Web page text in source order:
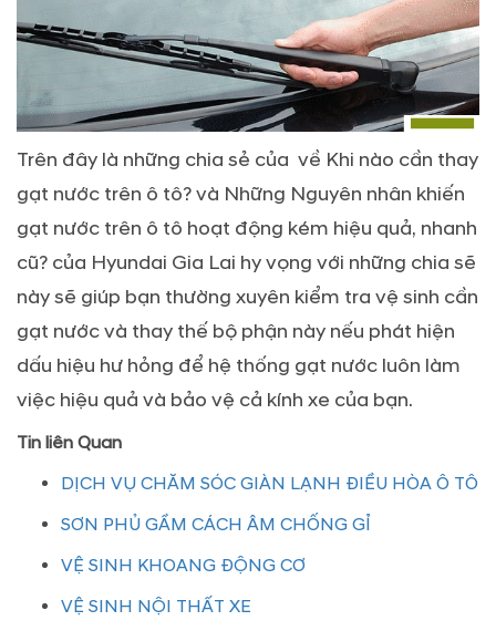
Trên đây là những chia sẻ của về Khi nào cần thay
gạt nước trên ô tô? và Những Nguyên nhân khiến
gạt nước trên ô tô hoạt động kém hiệu quả, nhanh
cũ? của Hyundai Gia Lai hy vọng với những chia sẽ
này sẽ giúp bạn thường xuyên kiểm tra vệ sinh cần
gạt nước và thay thế bộ phận này nếu phát hiện
dấu hiệu hư hỏng để hệ thống gạt nước luôn làm
việc hiệu quả và bảo vệ cả kính xe của bạn.
Tin liên Quan
DỊCH VỤ CHĂM SÓC GIÀN LẠNH ĐIỀU HÒA Ô TÔ
SƠN PHỦ GẦM CÁCH ÂM CHỐNG GỈ
VỆ SINH KHOANG ĐỘNG CƠ
VỆ SINH NỘI THẤT XE